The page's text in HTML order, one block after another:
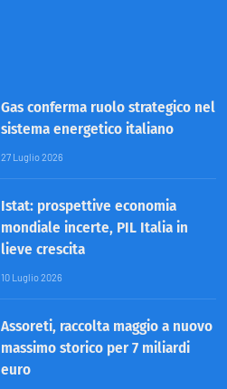
Gas conferma ruolo strategico nel
sistema energetico italiano
27 Luglio 2026
Istat: prospettive economia
mondiale incerte, PIL Italia in
lieve crescita
10 Luglio 2026
Assoreti, raccolta maggio a nuovo
massimo storico per 7 miliardi
euro